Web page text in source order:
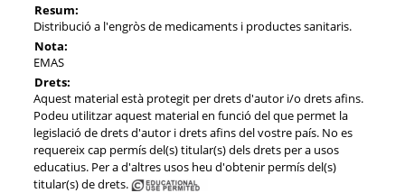
Resum:
Distribució a l'engròs de medicaments i productes sanitaris.
Nota:
EMAS
Drets:
Aquest material està protegit per drets d'autor i/o drets afins.
Podeu utilitzar aquest material en funció del que permet la
legislació de drets d'autor i drets afins del vostre país. No es
requereix cap permís del(s) titular(s) dels drets per a usos
educatius. Per a d'altres usos heu d'obtenir permís del(s)
titular(s) de drets.